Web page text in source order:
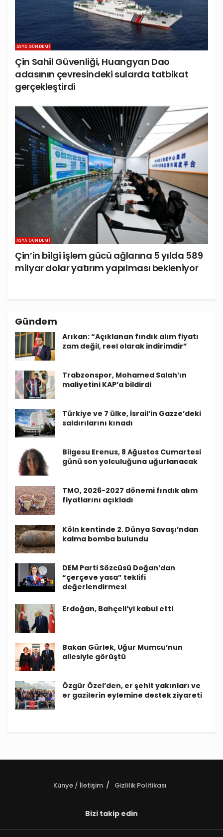
ASYA GÜNDEMI
Çin Sahil Güvenliği, Huangyan Dao
adasının çevresindeki sularda tatbikat
gerçekleştirdi
ASYA GÜNDEMI
Çin’in bilgi işlem gücü ağlarına 5 yılda 589
milyar dolar yatırım yapılması bekleniyor
Gündem
Arıkan: “Açıklanan fındık alım fiyatı
zam değil, reel olarak indirimdir”
Trabzonspor, Mohamed Salah’ın
maliyetini KAP’a bildirdi
Türkiye ve 7 ülke, İsrail’in Gazze’deki
saldırılarını kınadı
Bilgesu Erenus, 8 Ağustos Cumartesi
günü son yolculuğuna uğurlanacak
TMO, 2026-2027 dönemi fındık alım
fiyatlarını açıkladı
Köln kentinde 2. Dünya Savaşı’ndan
kalma bomba bulundu
DEM Parti Sözcüsü Doğan’dan
“çerçeve yasa” teklifi
değerlendirmesi
Erdoğan, Bahçeli’yi kabul etti
Bakan Gürlek, Uğur Mumcu’nun
ailesiyle görüştü
Özgür Özel’den, er şehit yakınları ve
er gazilerin eylemine destek ziyareti
Künye / İletişim Gizlilik Politikası
Bizi takip edin